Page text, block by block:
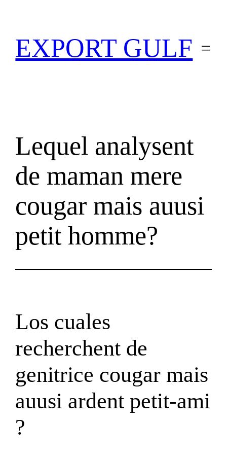
EXPORT GULF
Lequel analysent
de maman mere
cougar mais auusi
petit homme?
Los cuales
recherchent de
genitrice cougar mais
auusi ardent petit-ami
?